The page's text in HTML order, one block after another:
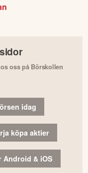
oss på Börskollen
idag
köpa aktier
Android & iOS